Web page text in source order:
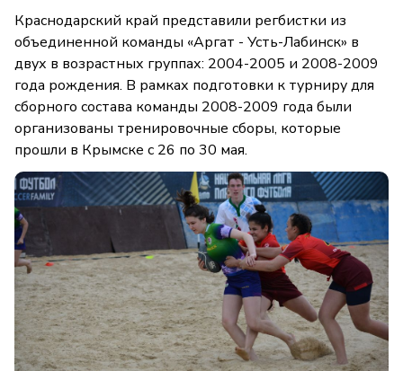
Краснодарский край представили регбистки из
объединенной команды «Аргат - Усть-Лабинск» в
двух в возрастных группах: 2004-2005 и 2008-2009
года рождения. В рамках подготовки к турниру для
сборного состава команды 2008-2009 года были
организованы тренировочные сборы, которые
прошли в Крымске с 26 по 30 мая.